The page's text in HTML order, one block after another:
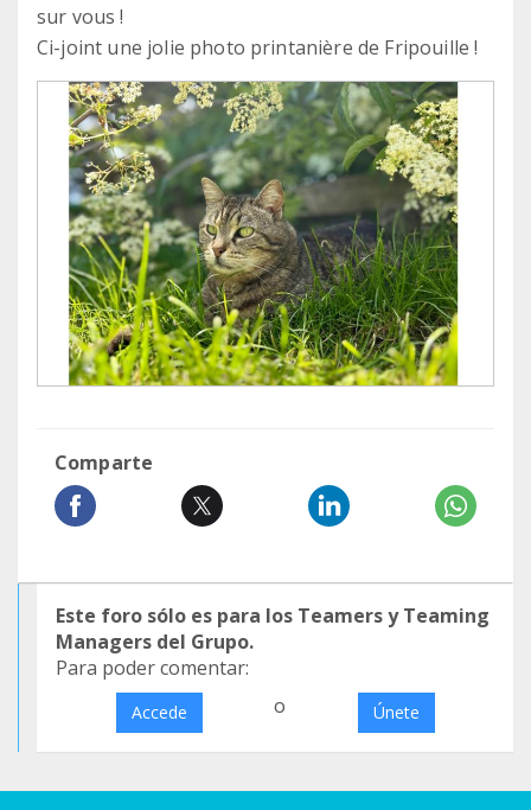
sur vous !
Ci-joint une jolie photo printanière de Fripouille !
Comparte
Este foro sólo es para los Teamers y Teaming
Managers del Grupo.
Para poder comentar:
Accede o Únete